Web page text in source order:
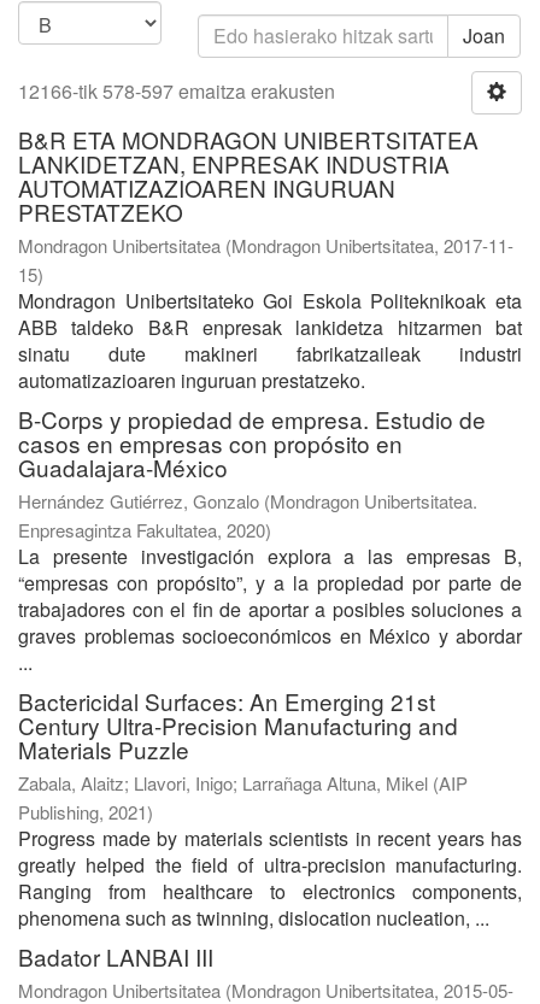
Joan
12166-tik 578-597 emaitza erakusten
B&R ETA MONDRAGON UNIBERTSITATEA
LANKIDETZAN, ENPRESAK INDUSTRIA
AUTOMATIZAZIOAREN INGURUAN
PRESTATZEKO
Mondragon Unibertsitatea (Mondragon Unibertsitatea, 2017-11-
15)
Mondragon Unibertsitateko Goi Eskola Politeknikoak eta
ABB taldeko B&R enpresak lankidetza hitzarmen bat
sinatu dute makineri fabrikatzaileak industri
automatizazioaren inguruan prestatzeko.
B-Corps y propiedad de empresa. Estudio de
casos en empresas con propósito en
Guadalajara-México
Hernández Gutiérrez, Gonzalo (Mondragon Unibertsitatea.
Enpresagintza Fakultatea, 2020)
La presente investigación explora a las empresas B,
“empresas con propósito”, y a la propiedad por parte de
trabajadores con el fin de aportar a posibles soluciones a
graves problemas socioeconómicos en México y abordar
...
Bactericidal Surfaces: An Emerging 21st
Century Ultra-Precision Manufacturing and
Materials Puzzle
Zabala, Alaitz; Llavori, Inigo; Larrañaga Altuna, Mikel (AIP
Publishing, 2021)
Progress made by materials scientists in recent years has
greatly helped the field of ultra-precision manufacturing.
Ranging from healthcare to electronics components,
phenomena such as twinning, dislocation nucleation, ...
Badator LANBAI III
Mondragon Unibertsitatea (Mondragon Unibertsitatea, 2015-05-